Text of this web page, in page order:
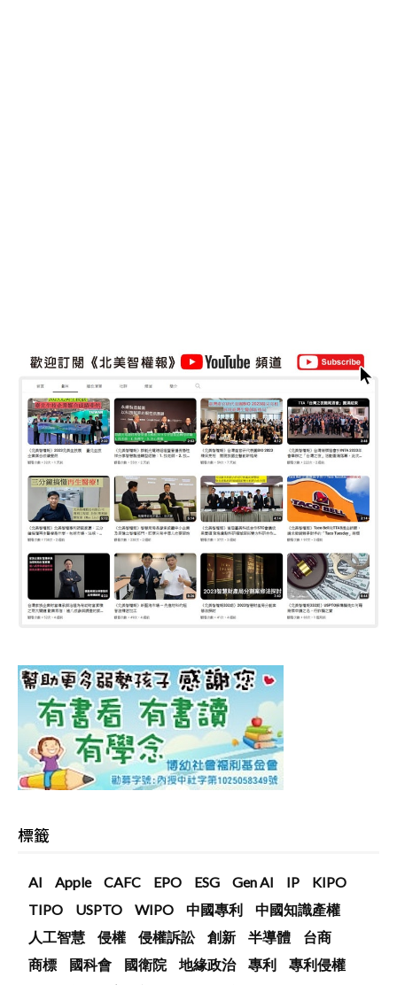
標籤
AI Apple CAFC EPO ESG Gen AI IP
KIPO
TIPO
USPTO WIPO 中國專利
中國知識產權
人工智慧
侵權 侵權訴訟 創新 半導體
台商
商標
國科會 國衛院 地緣政治 專利
專利侵權